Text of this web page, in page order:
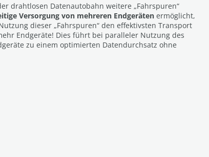
drahtlosen Datenautobahn weitere „Fahrspuren“
Versorgung von mehreren Endgeräten ermöglicht,
dieser „Fahrspuren“ den effektivsten Transport
Endgeräte! Dies führt bei paralleler Nutzung des
zu einem optimierten Datendurchsatz ohne